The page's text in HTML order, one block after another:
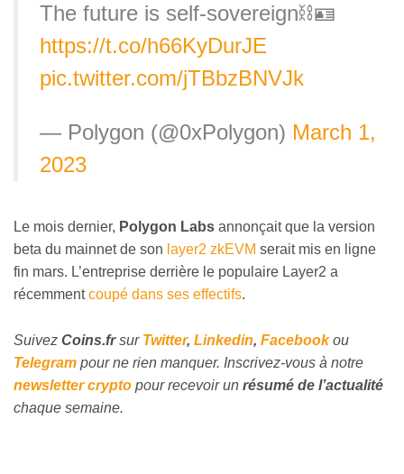
The future is self-sovereign⛓🪪
https://t.co/h66KyDurJE
pic.twitter.com/jTBbzBNVJk
— Polygon (@0xPolygon) March 1,
2023
Le mois dernier, Polygon Labs annonçait que la version
beta du mainnet de son layer2 zkEVM serait mis en ligne
fin mars. L’entreprise derrière le populaire Layer2 a
récemmentcoupé dans ses effectifs.
Suivez Coins.frsur Twitter, Linkedin, Facebookou
Telegram pour ne rien manquer. Inscrivez-vous à notre
newsletter crypto pour recevoir un résumé de l’actualité
chaque semaine.